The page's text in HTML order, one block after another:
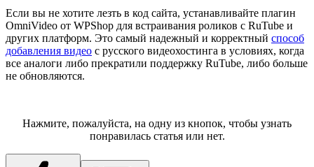
Если вы не хотите лезть в код сайта, устанавливайте плагин
OmniVideo от WPShop для встраивания роликов с RuTube и
других платформ. Это самый надежный и корректный способ
добавления видео с русского видеохостинга в условиях, когда
все аналоги либо прекратили поддержку RuTube, либо больше
не обновляются.
Нажмите, пожалуйста, на одну из кнопок, чтобы узнать
понравилась статья или нет.